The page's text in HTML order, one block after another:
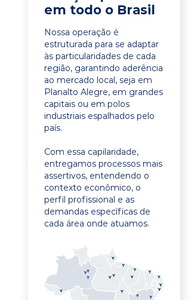
em todo o Brasil
Nossa operação é
estruturada para se adaptar
às particularidades de cada
região, garantindo aderência
ao mercado local, seja em
Planalto Alegre, em grandes
capitais ou em polos
industriais espalhados pelo
país.
Com essa capilaridade,
entregamos processos mais
assertivos, entendendo o
contexto econômico, o
perfil profissional e as
demandas específicas de
cada área onde atuamos.